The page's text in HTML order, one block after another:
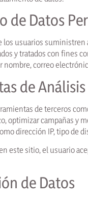
de Datos
los usuarios
y tratados con fines
correo
de Análisis
de terceros
optimizar campañas y
dirección IP, tipo de
este sitio, el usuario
de Datos